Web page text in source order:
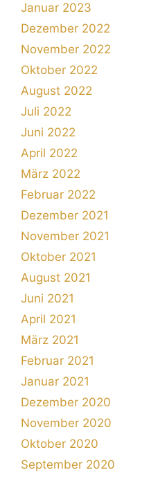
Januar 2023
Dezember 2022
November 2022
Oktober 2022
August 2022
Juli 2022
Juni 2022
April 2022
März 2022
Februar 2022
Dezember 2021
November 2021
Oktober 2021
August 2021
Juni 2021
April 2021
März 2021
Februar 2021
Januar 2021
Dezember 2020
November 2020
Oktober 2020
September 2020